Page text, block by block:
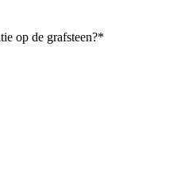
op de grafsteen?*